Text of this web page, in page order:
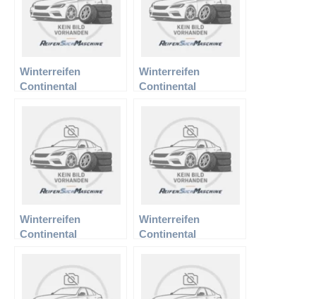
Winterreifen
Continental
Winterreifen
Continental
Winterreifen
Continental
Winterreifen
Continental